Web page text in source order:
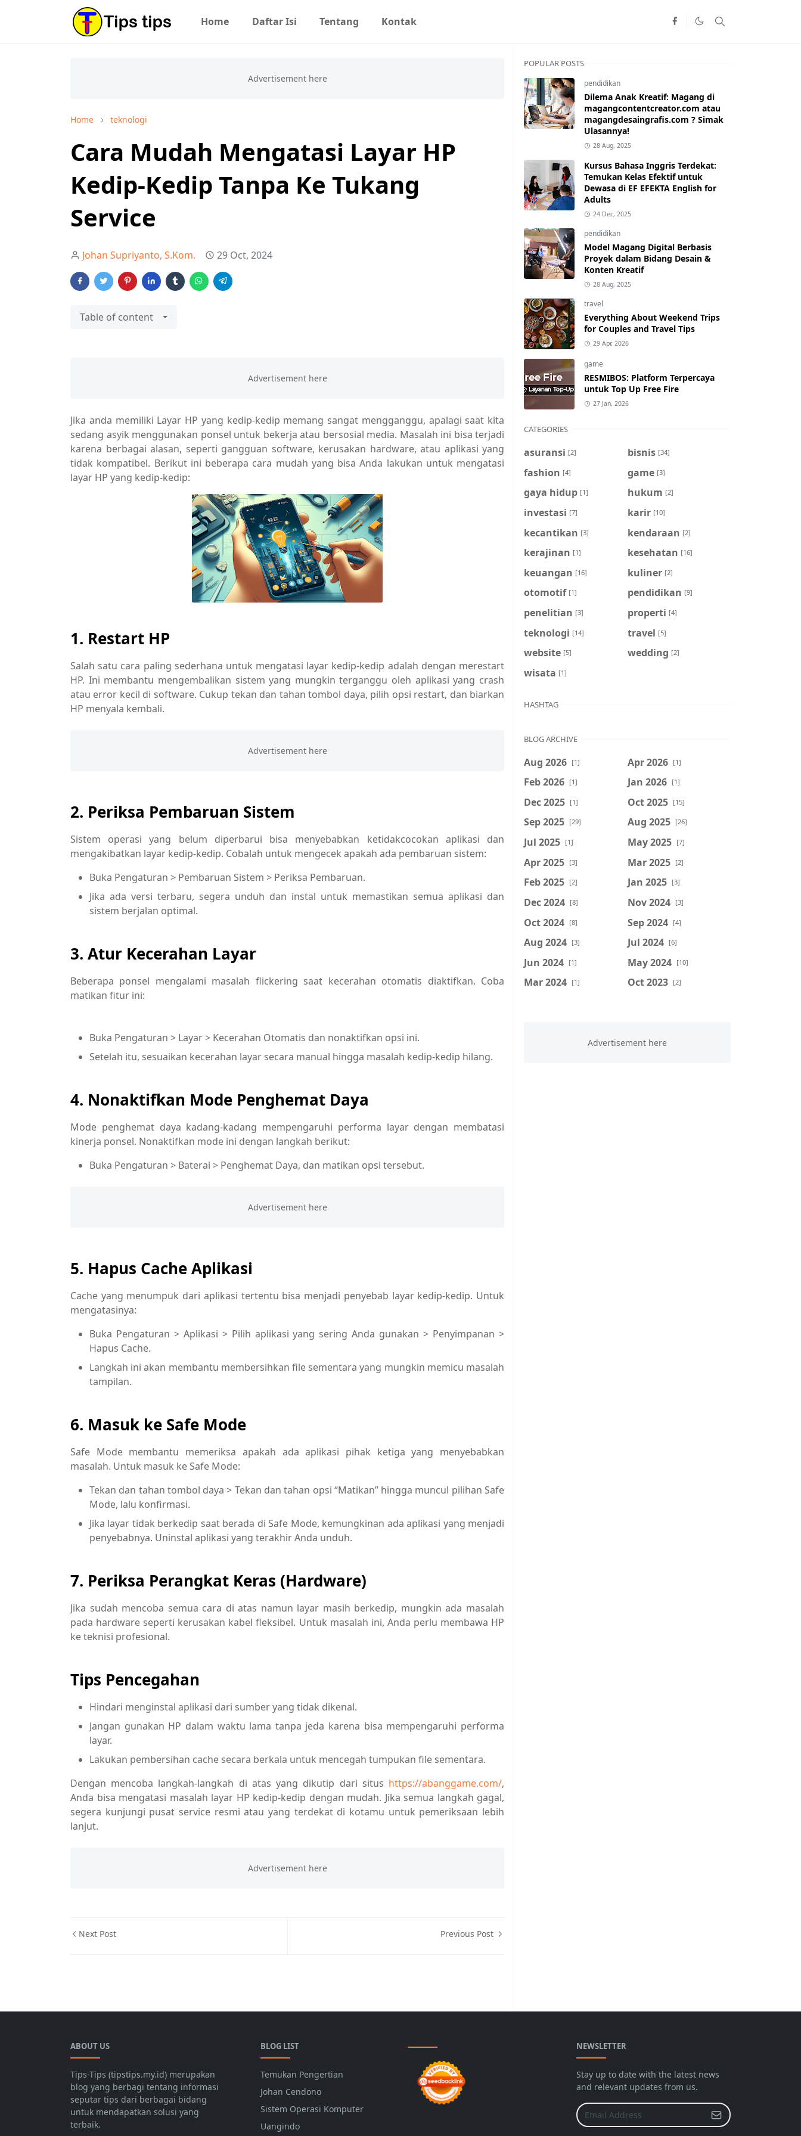
Home Daftar Isi Tentang Kontak
Home teknologi
Cara Mudah Mengatasi Layar HP
Kedip-Kedip Tanpa Ke Tukang
Service
Johan Supriyanto, S.Kom. 29 Oct, 2024
Table of content
Jika anda memiliki Layar HP yang kedip-kedip memang sangat mengganggu, apalagi saat kita
sedang asyik menggunakan ponsel untuk bekerja atau bersosial media. Masalah ini bisa terjadi
karena berbagai alasan, seperti gangguan software, kerusakan hardware, atau aplikasi yang
tidak kompatibel. Berikut ini beberapa cara mudah yang bisa Anda lakukan untuk mengatasi
layar HP yang kedip-kedip:
1. Restart HP
Salah satu cara paling sederhana untuk mengatasi layar kedip-kedip adalah dengan merestart
HP. Ini membantu mengembalikan sistem yang mungkin terganggu oleh aplikasi yang crash
atau error kecil di software. Cukup tekan dan tahan tombol daya, pilih opsi restart, dan biarkan
HP menyala kembali.
2. Periksa Pembaruan Sistem
Sistem operasi yang belum diperbarui bisa menyebabkan ketidakcocokan aplikasi dan
mengakibatkan layar kedip-kedip. Cobalah untuk mengecek apakah ada pembaruan sistem:
Buka Pengaturan > Pembaruan Sistem > Periksa Pembaruan.
Jika ada versi terbaru, segera unduh dan instal untuk memastikan semua aplikasi dan
sistem berjalan optimal.
3. Atur Kecerahan Layar
Beberapa ponsel mengalami masalah flickering saat kecerahan otomatis diaktifkan. Coba
matikan fitur ini:
Buka Pengaturan > Layar > Kecerahan Otomatis dan nonaktifkan opsi ini.
Setelah itu, sesuaikan kecerahan layar secara manual hingga masalah kedip-kedip hilang.
4. Nonaktifkan Mode Penghemat Daya
Mode penghemat daya kadang-kadang mempengaruhi performa layar dengan membatasi
kinerja ponsel. Nonaktifkan mode ini dengan langkah berikut:
Buka Pengaturan > Baterai > Penghemat Daya, dan matikan opsi tersebut.
5. Hapus Cache Aplikasi
Cache yang menumpuk dari aplikasi tertentu bisa menjadi penyebab layar kedip-kedip. Untuk
mengatasinya:
Buka Pengaturan > Aplikasi > Pilih aplikasi yang sering Anda gunakan > Penyimpanan >
Hapus Cache.
Langkah ini akan membantu membersihkan file sementara yang mungkin memicu masalah
tampilan.
6. Masuk ke Safe Mode
Safe Mode membantu memeriksa apakah ada aplikasi pihak ketiga yang menyebabkan
masalah. Untuk masuk ke Safe Mode:
Tekan dan tahan tombol daya > Tekan dan tahan opsi “Matikan” hingga muncul pilihan Safe
Mode, lalu konfirmasi.
Jika layar tidak berkedip saat berada di Safe Mode, kemungkinan ada aplikasi yang menjadi
penyebabnya. Uninstal aplikasi yang terakhir Anda unduh.
7. Periksa Perangkat Keras (Hardware)
Jika sudah mencoba semua cara di atas namun layar masih berkedip, mungkin ada masalah
pada hardware seperti kerusakan kabel fleksibel. Untuk masalah ini, Anda perlu membawa HP
ke teknisi profesional.
Tips Pencegahan
Hindari menginstal aplikasi dari sumber yang tidak dikenal.
Jangan gunakan HP dalam waktu lama tanpa jeda karena bisa mempengaruhi performa
layar.
Lakukan pembersihan cache secara berkala untuk mencegah tumpukan file sementara.
Dengan mencoba langkah-langkah di atas yang dikutip dari situs https://abanggame.com/,
Anda bisa mengatasi masalah layar HP kedip-kedip dengan mudah. Jika semua langkah gagal,
segera kunjungi pusat service resmi atau yang terdekat di kotamu untuk pemeriksaan lebih
lanjut.
Next Post Previous Post
POPULAR POSTS
pendidikan
Dilema Anak Kreatif: Magang di
magangcontentcreator.com atau
magangdesaingrafis.com ? Simak
Ulasannya!
28 Aug, 2025
Kursus Bahasa Inggris Terdekat:
Temukan Kelas Efektif untuk
Dewasa di EF EFEKTA English for
Adults
24 Dec, 2025
pendidikan
Model Magang Digital Berbasis
Proyek dalam Bidang Desain &
Konten Kreatif
28 Aug, 2025
travel
Everything About Weekend Trips
for Couples and Travel Tips
29 Apr, 2026
game
RESMIBOS: Platform Terpercaya
untuk Top Up Free Fire
27 Jan, 2026
CATEGORIES
asuransi [2] bisnis [34]
fashion [4] game [3]
gaya hidup [1] hukum [2]
investasi [7] karir [10]
kecantikan [3] kendaraan [2]
kerajinan [1] kesehatan [16]
keuangan [16] kuliner [2]
otomotif [1] pendidikan [9]
penelitian [3] properti [4]
teknologi [14] travel [5]
website [5] wedding [2]
wisata [1]
HASHTAG
BLOG ARCHIVE
Aug 2026 [1] Apr 2026 [1]
Feb 2026 [1] Jan 2026 [1]
Dec 2025 [1] Oct 2025 [15]
Sep 2025 [29] Aug 2025 [26]
Jul 2025 [1] May 2025 [7]
Apr 2025 [3] Mar 2025 [2]
Feb 2025 [2] Jan 2025 [3]
Dec 2024 [8] Nov 2024 [3]
Oct 2024 [8] Sep 2024 [4]
Aug 2024 [3] Jul 2024 [6]
Jun 2024 [1] May 2024 [10]
Mar 2024 [1] Oct 2023 [2]
ABOUT US
Tips-Tips (tipstips.my.id) merupakan
blog yang berbagi tentang informasi
seputar tips dari berbagai bidang
untuk mendapatkan solusi yang
terbaik.
BLOG LIST
Temukan Pengertian
Johan Cendono
Sistem Operasi Komputer
Uangindo
NEWSLETTER
Stay up to date with the latest news
and relevant updates from us.